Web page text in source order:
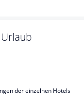
Urlaub
der einzelnen Hotels